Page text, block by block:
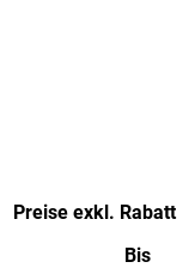
Preise exkl. Rabatt
Bis